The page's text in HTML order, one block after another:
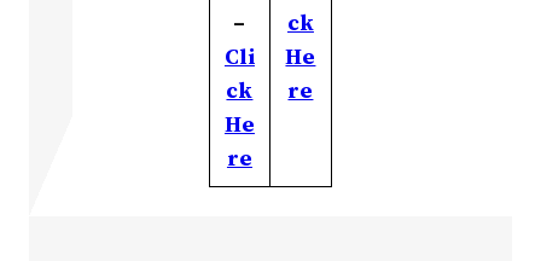
–
Cli
ck
He
re
ck
He
re